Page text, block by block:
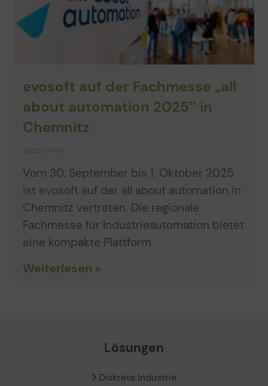
evosoft auf der Fachmesse „all
about automation 2025″ in
Chemnitz
Vom 30. September bis 1. Oktober 2025
ist evosoft auf der all about automation in
Chemnitz vertreten. Die regionale
Fachmesse für Industrieautomation bietet
eine kompakte Plattform
Weiterlesen »
Lösungen
Diskrete Industrie